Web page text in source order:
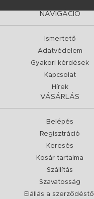
NAVIGÁCIÓ
Ismertető
Adatvédelem
Gyakori kérdések
Kapcsolat
Hírek
VÁSÁRLÁS
Belépés
Regisztráció
Keresés
Kosár tartalma
Szállítás
Szavatosság
Elállás a szerződéstől